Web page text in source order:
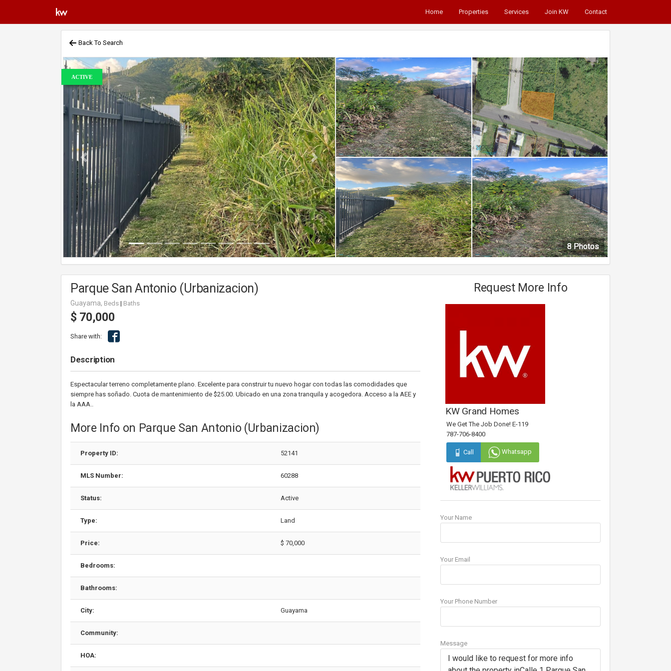
Home Properties Services Join KW Contact
Back To Search
ACTIVE
Previous Next
8 Photos
8 Photos
8 Photos
8 Photos
Parque San Antonio (Urbanizacion)
Guayama, Beds | Baths
$ 70,000
Share with:
Description
Espectacular terreno completamente plano. Excelente para construir tu nuevo hogar con todas las comodidades que
siempre has soñado. Cuota de mantenimiento de $25.00. Ubicado en una zona tranquila y acogedora. Acceso a la AEE y
la AAA..
More Info on Parque San Antonio (Urbanizacion)
Property ID: 52141
MLS Number: 60288
Status: Active
Type: Land
Price: $ 70,000
Bedrooms:
Bathrooms:
City: Guayama
Community:
HOA:
Request More Info
KW Grand Homes
We Get The Job Done! E-119
787-706-8400
Call Whatsapp
Your Name
Your Email
Your Phone Number
Message